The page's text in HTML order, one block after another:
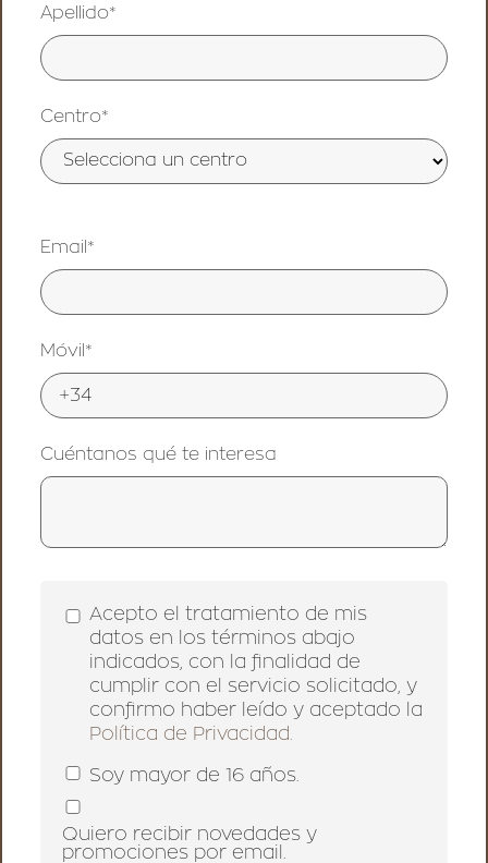
Apellido*
Centro*
Email*
Móvil*
Cuéntanos qué te interesa
Acepto el tratamiento de mis
datos en los términos abajo
indicados, con la finalidad de
cumplir con el servicio solicitado, y
confirmo haber leído y aceptado la
Política de Privacidad.
Soy mayor de 16 años.
Quiero recibir novedades y
promociones por email.